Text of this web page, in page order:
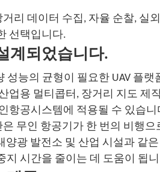
리 데이터 수집, 자율 순찰, 실
선택입니다.
계되었습니다.
성능의 균형이 필요한 UAV 플
업용 멀티콥터, 장거리 지도 제
항공시스템에 적용될 수 있습니
무인 항공기가 한 번의 비행
광 발전소 및 산업 시설과 같
지 시간을 줄이는 데 도움이 됩